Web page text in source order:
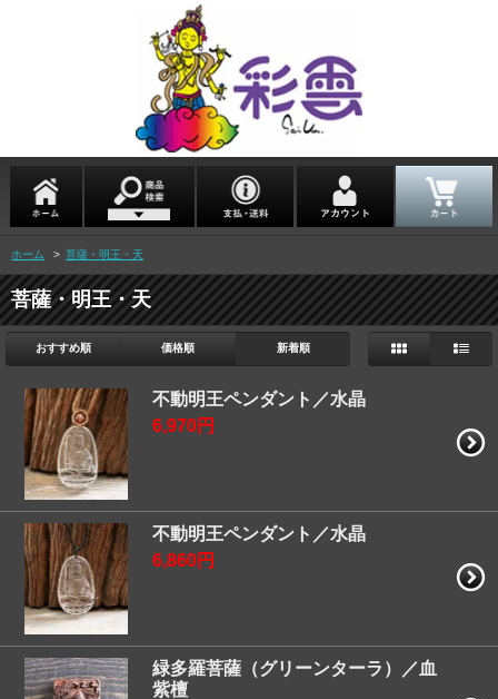
ホーム > 菩薩・明王・天
菩薩・明王・天
おすすめ順 価格順 新着順
不動明王ペンダント／水晶
6,970円
不動明王ペンダント／水晶
6,860円
緑多羅菩薩（グリーンターラ）／血
紫檀